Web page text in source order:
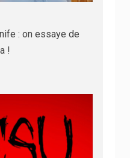
: on essaye de
!